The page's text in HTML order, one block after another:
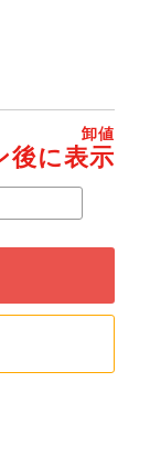
卸値
後に表示